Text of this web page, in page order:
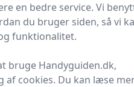
Byggetilbehør
en bedre service. Vi
du bruger siden, så vi
funktionalitet.
bruge Handyguiden.dk,
af cookies. Du kan læse